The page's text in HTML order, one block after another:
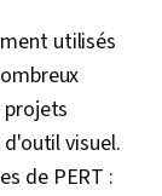
du champ
du
projet agile,
la qualité,
de route
utilisés
visuel.
de PERT :